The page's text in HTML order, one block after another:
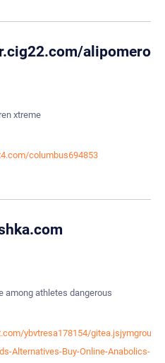
xtreme
columbus694853
among athletes dangerous
ybvtresa178154/
Alternatives-Buy-Online-Anabolics-